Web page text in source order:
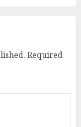
Required